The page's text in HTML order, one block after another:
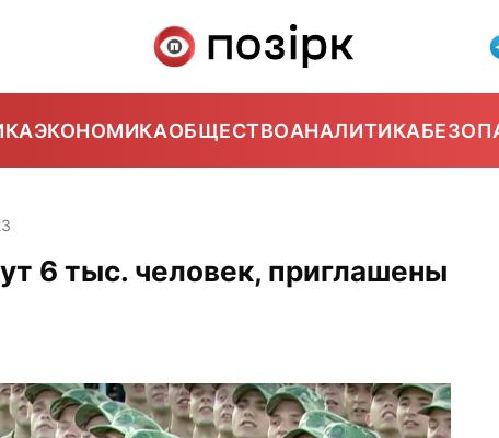
ЭКОНОМИКАОБЩЕСТВОАНАЛИТИКА
6 тыс. человек, приглашены